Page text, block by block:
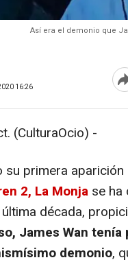
Así era el demonio que
16:26
(CulturaOcio) -
su primera aparición
2, La Monja se ha
década,
James Wan
demonio,